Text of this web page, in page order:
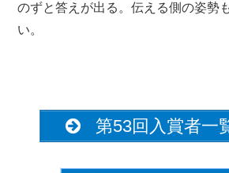
のずと答えが出る。伝える側の姿勢
い。
第53回入賞者一